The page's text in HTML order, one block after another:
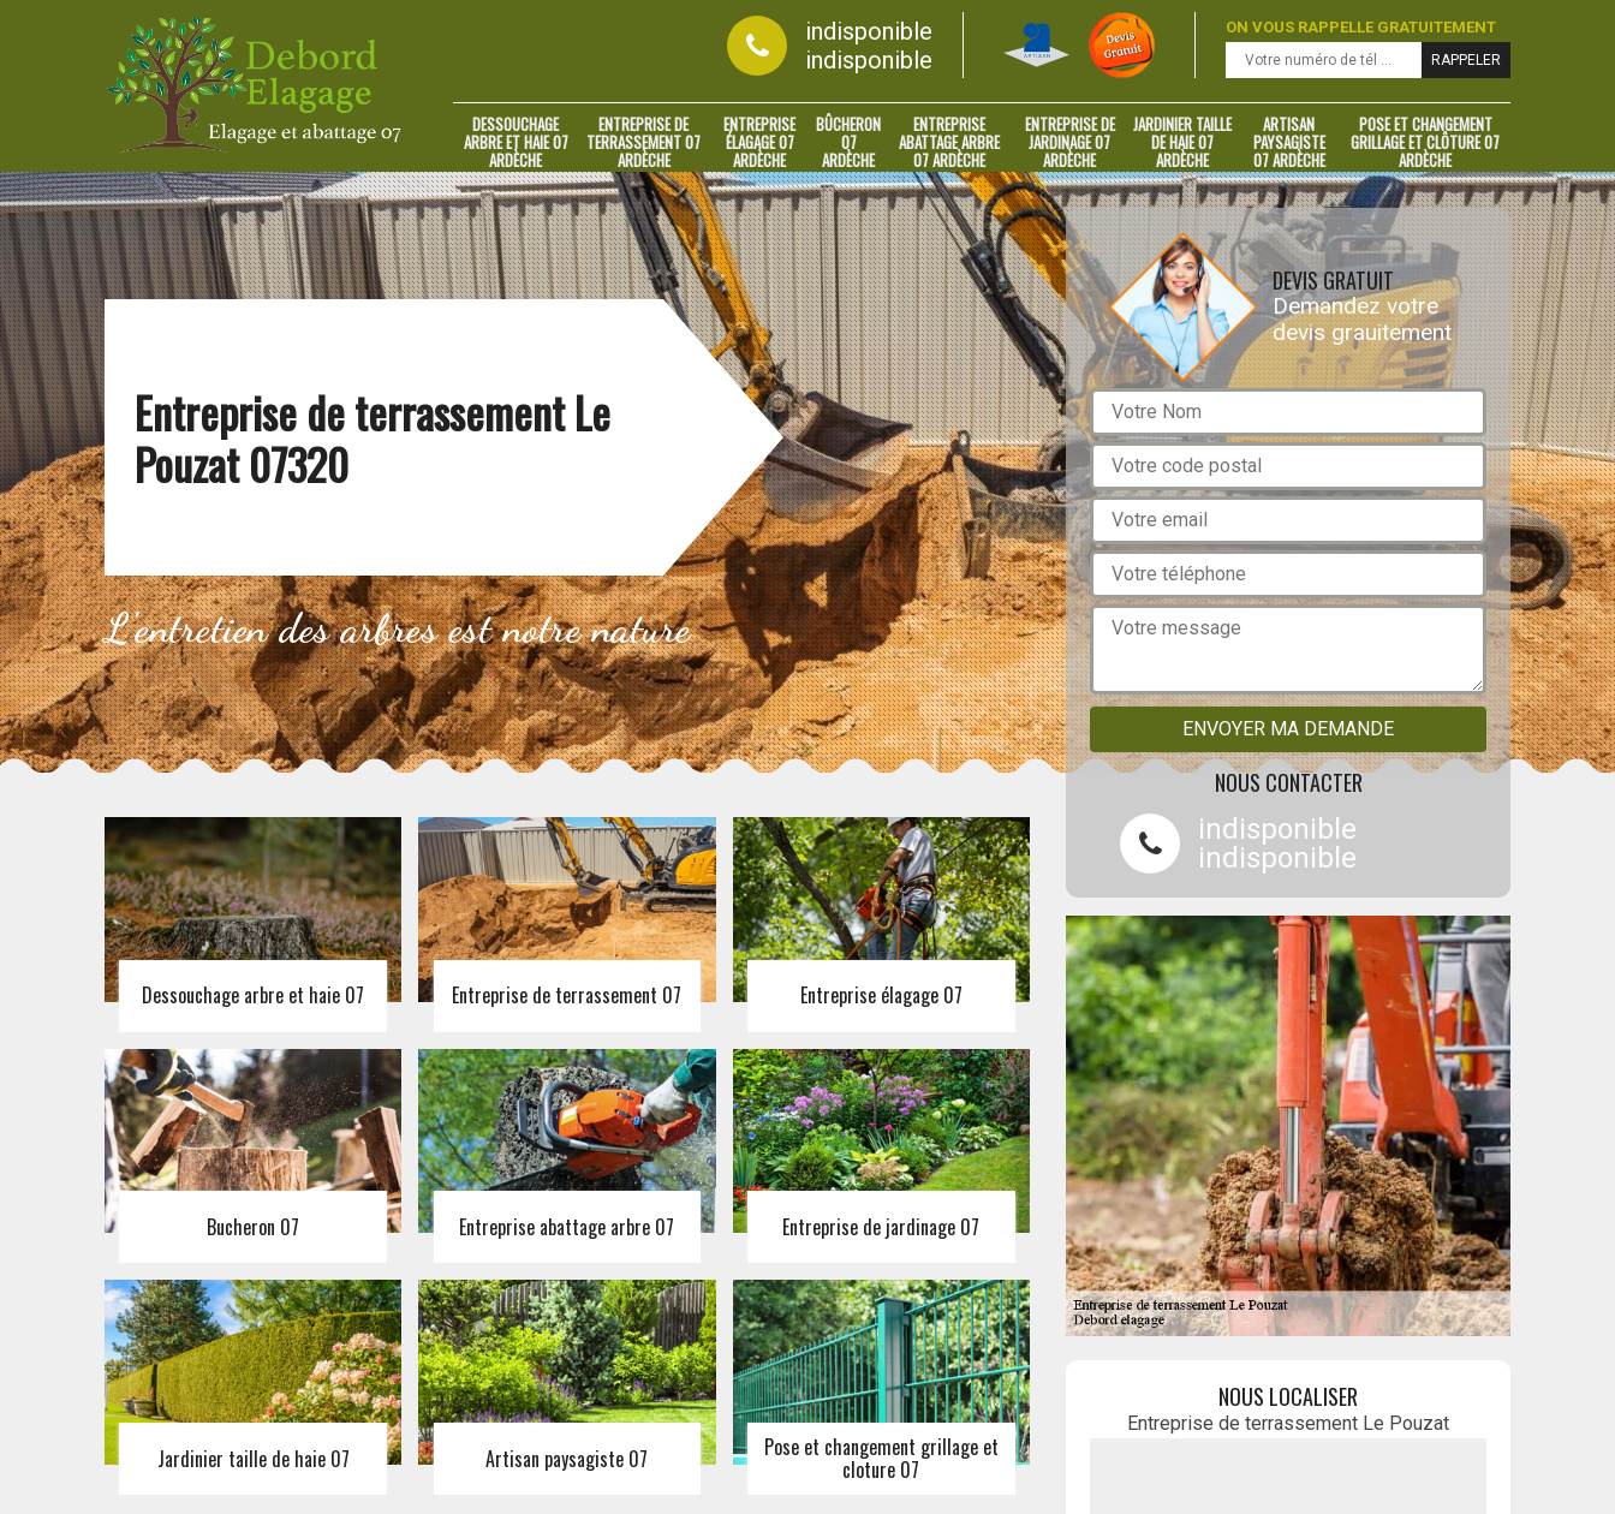
indisponible
indisponible
ON VOUS RAPPELLE GRATUITEMENT
DESSOUCHAGE
ARBRE ET HAIE 07
ARDÈCHE
ENTREPRISE DE
TERRASSEMENT 07
ARDÈCHE
ENTREPRISE
ÉLAGAGE 07
ARDÈCHE
BÛCHERON
07
ARDÈCHE
ENTREPRISE
ABATTAGE ARBRE
07 ARDÈCHE
ENTREPRISE DE
JARDINAGE 07
ARDÈCHE
JARDINIER TAILLE
DE HAIE 07
ARDÈCHE
ARTISAN
PAYSAGISTE
07 ARDÈCHE
POSE ET CHANGEMENT
GRILLAGE ET CLÔTURE 07
ARDÈCHE
Entreprise de terrassement Le
Pouzat 07320
L'entretien des arbres est notre nature
Dessouchage arbre et haie 07 Entreprise de terrassement 07 Entreprise élagage 07
Bucheron 07 Entreprise abattage arbre 07 Entreprise de jardinage 07
Jardinier taille de haie 07 Artisan paysagiste 07 Pose et changement grillage et
cloture 07
DEVIS GRATUIT
Demandez votre
devis grauitement
NOUS CONTACTER
indisponible
indisponible
NOUS LOCALISER
Entreprise de terrassement Le Pouzat